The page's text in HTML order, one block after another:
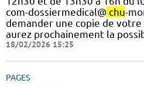
com-dossiermedical@ chu-
demander une copie de votre
aurez prochainement la
18/02/2026 15:25
PAGES